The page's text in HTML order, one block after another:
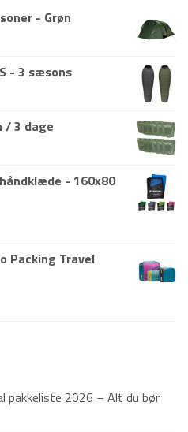
- Grøn
- 3 sæsons
/ 3 dage
- 160x80
Packing Travel
pakkeliste 2026 – Alt du bør